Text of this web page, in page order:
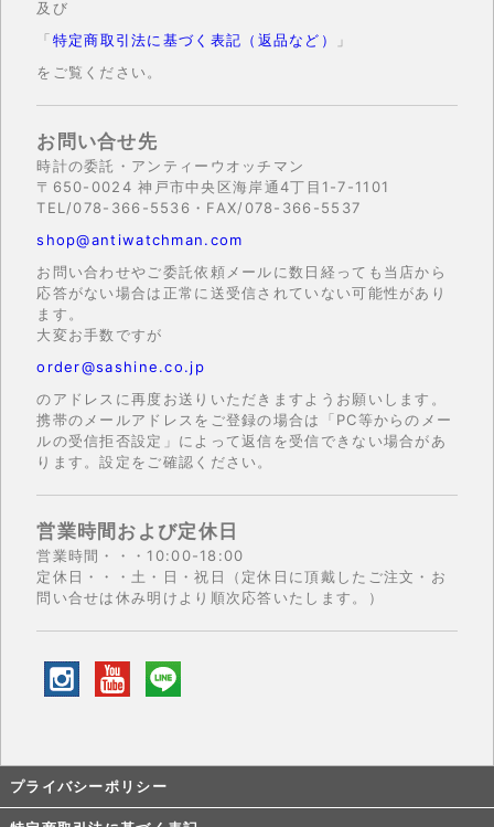
及び
「特定商取引法に基づく表記（返品など）
」
をご覧ください。
お問い合せ先
時計の委託・アンティーウオッチマン
〒650-0024 神戸市中央区海岸通4丁目1-7-1101
TEL/078-366-5536・FAX/078-366-5537
shop@antiwatchman.com
お問い合わせやご委託依頼メールに数日経っても当店から
応答がない場合は正常に送受信されていない可能性があり
ます。
大変お手数ですが
order@sashine.co.jp
のアドレスに再度お送りいただきますようお願いします。
携帯のメールアドレスをご登録の場合は「PC等からのメー
ルの受信拒否設定」によって返信を受信できない場合があ
ります。設定をご確認ください。
営業時間および定休日
営業時間・・・10:00-18:00
定休日・・・土・日・祝日（定休日に頂戴したご注文・お
問い合せは休み明けより順次応答いたします。）
プライバシーポリシー